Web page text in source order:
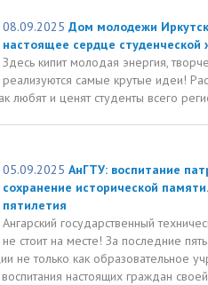
08.09.2025 Дом молодежи
настоящее сердце студенческой
Здесь кипит молодая энергия,
реализуются самые крутые идеи!
любят и ценят студенты всего
05.09.2025 АнГТУ: воспитание
сохранение исторической
пятилетия
Ангарский государственный
не стоит на месте! За последние
не только как образовательное
настоящих граждан